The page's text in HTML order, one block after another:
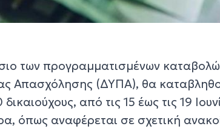
των προγραμματισμένων
Απασχόλησης (ΔΥΠΑ), θα
από τις 15 έως τις 19
όπως αναφέρεται σε σχετική